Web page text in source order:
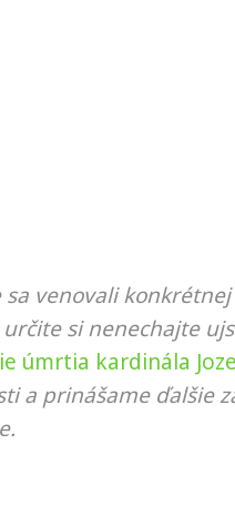
sa venovali
si nenechajte
úmrtia kardinála
a prinášame ďalšie